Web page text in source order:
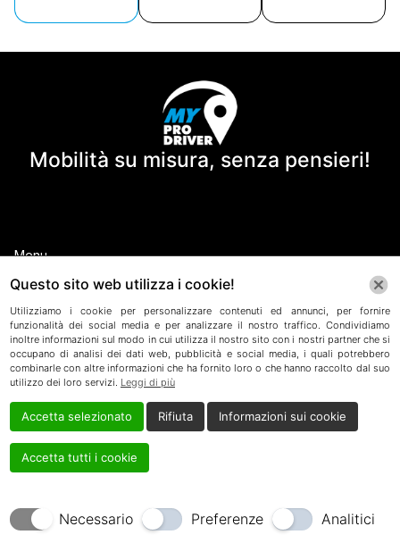
Mobilità su misura, senza pensieri!
Menu
Chi Siamo
Servizi
Shuttle Monte Grappa
Contatti
Progetto Sport 4×4
Servizi
Servizi Business
Questo sito web utilizza i cookie!
Utilizziamo i cookie per personalizzare contenuti ed annunci, per fornire
funzionalità dei social media e per analizzare il nostro traffico. Condividiamo
inoltre informazioni sul modo in cui utilizza il nostro sito con i nostri partner che si
occupano di analisi dei dati web, pubblicità e social media, i quali potrebbero
combinarle con altre informazioni che ha fornito loro o che hanno raccolto dal suo
utilizzo dei loro servizi. Leggi di più
Accetta selezionato Rifiuta Informazioni sui cookie
Accetta tutti i cookie
Necessario Preferenze Analitici